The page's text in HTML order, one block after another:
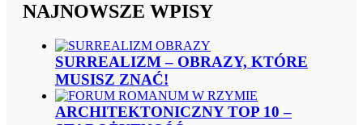
NAJNOWSZE WPISY
SURREALIZM – OBRAZY, KTÓRE
MUSISZ ZNAĆ!
ARCHITEKTONICZNY TOP 10 –